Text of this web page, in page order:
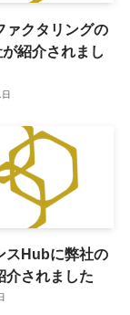
ァクタリングの
紹介されまし
スHubに弊社の
介されました